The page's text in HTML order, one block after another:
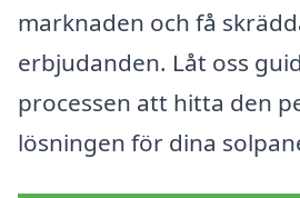
marknaden och få
erbjudanden. Låt oss
processen att hitta den
lösningen för dina